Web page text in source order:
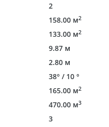
2
158.00 м2
133.00 м2
9.87 м
2.80 м
38° / 10 °
165.00 м2
470.00 м3
3